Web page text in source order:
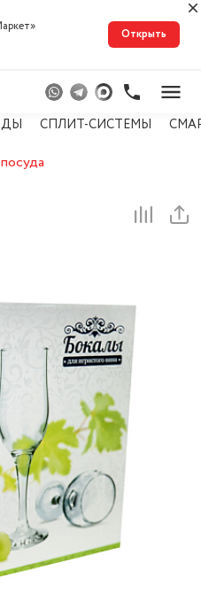
Открыть
СПЛИТ-СИСТЕМЫ